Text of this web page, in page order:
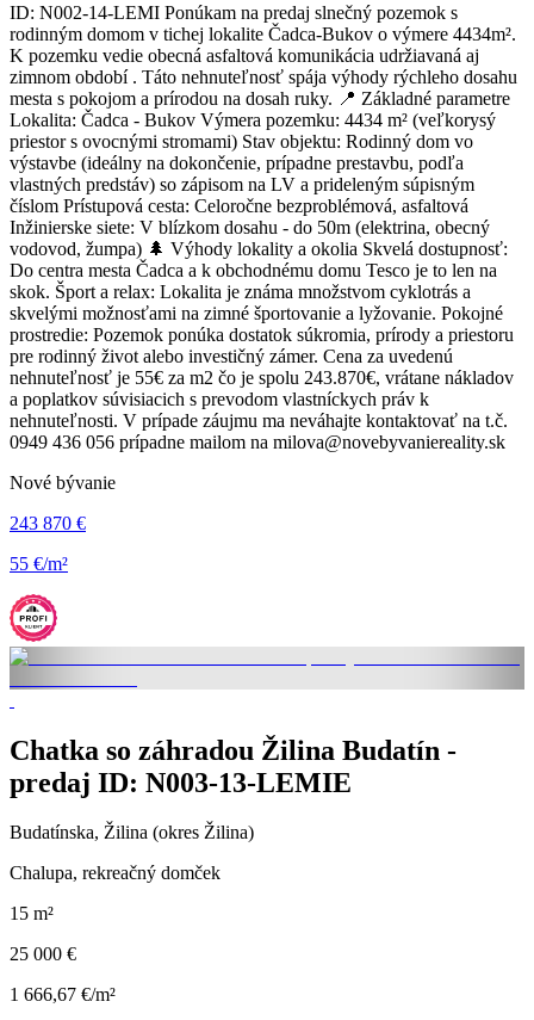
ID: N002-14-LEMI Ponúkam na predaj slnečný pozemok s
rodinným domom v tichej lokalite Čadca-Bukov o výmere 4434m².
K pozemku vedie obecná asfaltová komunikácia udržiavaná aj
zimnom období . Táto nehnuteľnosť spája výhody rýchleho dosahu
mesta s pokojom a prírodou na dosah ruky. 📍 Základné parametre
Lokalita: Čadca - Bukov Výmera pozemku: 4434 m² (veľkorysý
priestor s ovocnými stromami) Stav objektu: Rodinný dom vo
výstavbe (ideálny na dokončenie, prípadne prestavbu, podľa
vlastných predstáv) so zápisom na LV a prideleným súpisným
číslom Prístupová cesta: Celoročne bezproblémová, asfaltová
Inžinierske siete: V blízkom dosahu - do 50m (elektrina, obecný
vodovod, žumpa) 🌲 Výhody lokality a okolia Skvelá dostupnosť:
Do centra mesta Čadca a k obchodnému domu Tesco je to len na
skok. Šport a relax: Lokalita je známa množstvom cyklotrás a
skvelými možnosťami na zimné športovanie a lyžovanie. Pokojné
prostredie: Pozemok ponúka dostatok súkromia, prírody a priestoru
pre rodinný život alebo investičný zámer. Cena za uvedenú
nehnuteľnosť je 55€ za m2 čo je spolu 243.870€, vrátane nákladov
a poplatkov súvisiacich s prevodom vlastníckych práv k
nehnuteľnosti. V prípade záujmu ma neváhajte kontaktovať na t.č.
0949 436 056 prípadne mailom na milova@novebyvaniereality.sk
Nové bývanie
243 870 €
55 €/m²
Chatka so záhradou Žilina Budatín -
predaj ID: N003-13-LEMIE
Budatínska, Žilina (okres Žilina)
Chalupa, rekreačný domček
15 m²
25 000 €
1 666,67 €/m²